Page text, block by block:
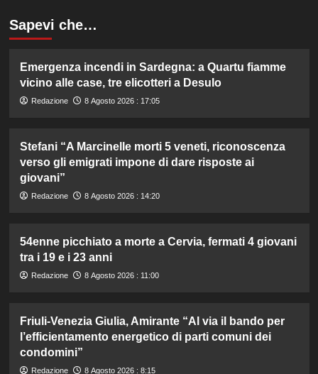
Sapevi che…
Emergenza incendi in Sardegna: a Quartu fiamme
vicino alle case, tre elicotteri a Desulo
Redazione 8 Agosto 2026 : 17:05
Stefani “A Marcinelle morti 5 veneti, riconoscenza
verso gli emigrati impone di dare risposte ai
giovani”
Redazione 8 Agosto 2026 : 14:20
54enne picchiato a morte a Cervia, fermati 4 giovani
tra i 19 e i 23 anni
Redazione 8 Agosto 2026 : 11:00
Friuli-Venezia Giulia, Amirante “Al via il bando per
l’efficientamento energetico di parti comuni dei
condomini”
Redazione 8 Agosto 2026 : 8:15